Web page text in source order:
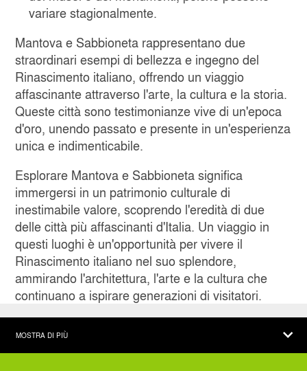
variare stagionalmente.
Mantova e Sabbioneta rappresentano due
straordinari esempi di bellezza e ingegno del
Rinascimento italiano, offrendo un viaggio
affascinante attraverso l'arte, la cultura e la storia.
Queste città sono testimonianze vive di un'epoca
d'oro, unendo passato e presente in un'esperienza
unica e indimenticabile.
Esplorare Mantova e Sabbioneta significa
immergersi in un patrimonio culturale di
inestimabile valore, scoprendo l'eredità di due
delle città più affascinanti d'Italia. Un viaggio in
questi luoghi è un'opportunità per vivere il
Rinascimento italiano nel suo splendore,
ammirando l'architettura, l'arte e la cultura che
continuano a ispirare generazioni di visitatori.
MOSTRA DI PIÙ